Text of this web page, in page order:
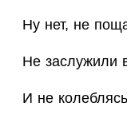
Ну нет, не
Не заслужили
И не